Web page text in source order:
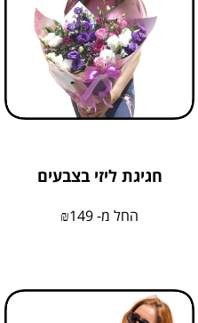
חגיגת ליזי בצבעים
החל מ- ₪149